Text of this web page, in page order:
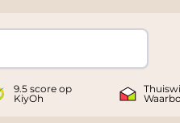
9.5 score op
KiyOh